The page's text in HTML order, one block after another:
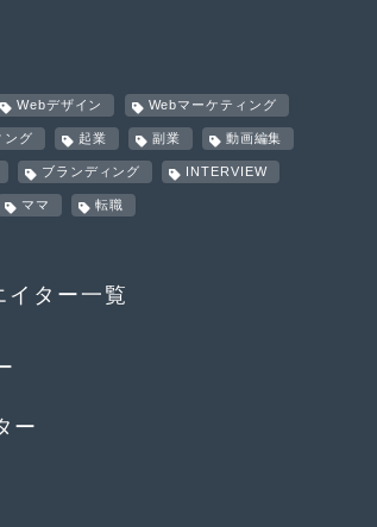
Webデザイン Webマーケティング
ング 起業 副業 動画編集
ブランディング INTERVIEW
ママ 転職
イター一覧
ー